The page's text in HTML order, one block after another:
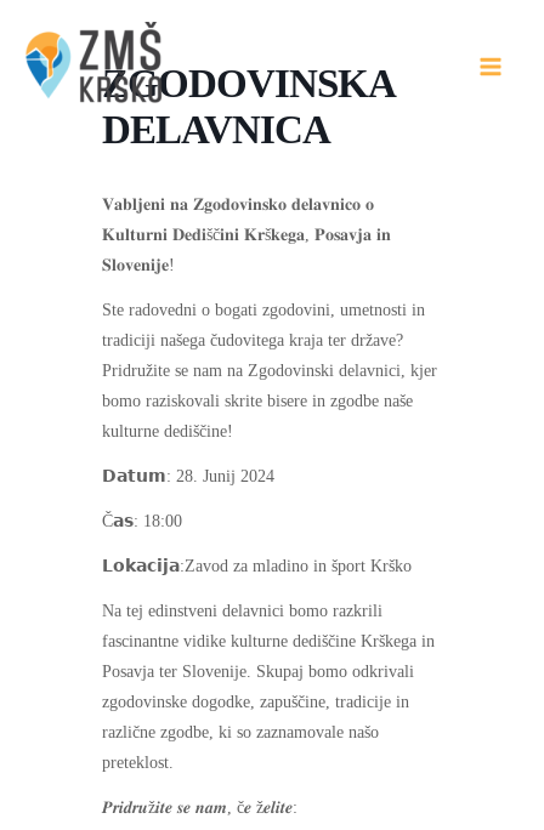
content
ZGODOVINSKA
DELAVNICA
𝐕𝐚𝐛𝐥𝐣𝐞𝐧𝐢 𝐧𝐚 𝐙𝐠𝐨𝐝𝐨𝐯𝐢𝐧𝐬𝐤𝐨 𝐝𝐞𝐥𝐚𝐯𝐧𝐢𝐜𝐨 𝐨
𝐊𝐮𝐥𝐭𝐮𝐫𝐧𝐢 𝐃𝐞𝐝𝐢šč𝐢𝐧𝐢 𝐊𝐫š𝐤𝐞𝐠𝐚, 𝐏𝐨𝐬𝐚𝐯𝐣𝐚 𝐢𝐧
𝐒𝐥𝐨𝐯𝐞𝐧𝐢𝐣𝐞!
Ste radovedni o bogati zgodovini, umetnosti in
tradiciji našega čudovitega kraja ter države?
Pridružite se nam na Zgodovinski delavnici, kjer
bomo raziskovali skrite bisere in zgodbe naše
kulturne dediščine!
𝗗𝗮𝘁𝘂𝗺: 28. Junij 2024
Č𝗮𝘀: 18:00
𝗟𝗼𝗸𝗮𝗰𝗶𝗷𝗮:Zavod za mladino in šport Krško
Na tej edinstveni delavnici bomo razkrili
fascinantne vidike kulturne dediščine Krškega in
Posavja ter Slovenije. Skupaj bomo odkrivali
zgodovinske dogodke, zapuščine, tradicije in
različne zgodbe, ki so zaznamovale našo
preteklost.
𝑷𝒓𝒊𝒅𝒓𝒖ž𝒊𝒕𝒆 𝒔𝒆 𝒏𝒂𝒎, č𝒆 ž𝒆𝒍𝒊𝒕𝒆: